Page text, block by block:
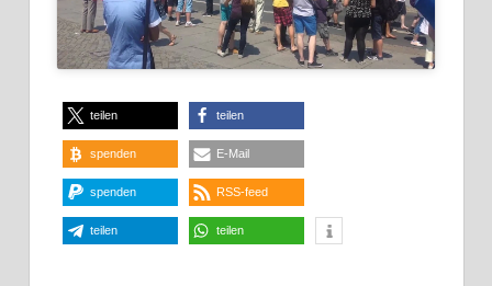
teilen teilen
spenden E-Mail
spenden RSS-feed
teilen teilen